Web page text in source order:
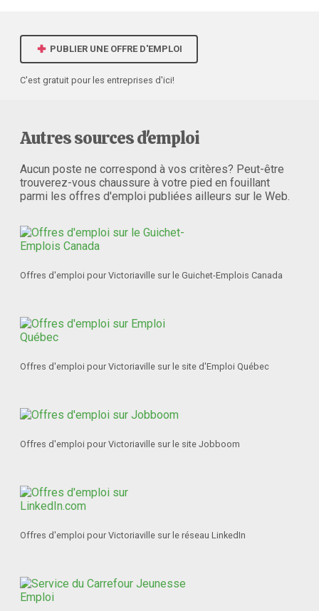
PUBLIER UNE OFFRE D'EMPLOI
C'est gratuit pour les entreprises d'ici!
Autres sources d'emploi
Aucun poste ne correspond à vos critères? Peut-être
trouverez-vous chaussure à votre pied en fouillant
parmi les offres d'emploi publiées ailleurs sur le Web.
Offres d'emploi pour Victoriaville sur le Guichet-Emplois Canada
Offres d'emploi pour Victoriaville sur le site d'Emploi Québec
Offres d'emploi pour Victoriaville sur le site Jobboom
Offres d'emploi pour Victoriaville sur le réseau LinkedIn